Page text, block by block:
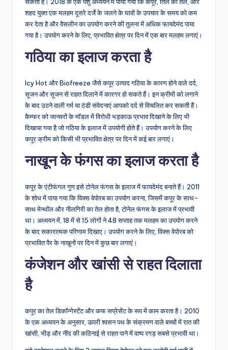
शहद युक्त एक मलहम दूसरे दर्जे के जलने के घावों के उपचार के समय को कम
कर देता है और वैसलीन का उपयोग करने की तुलना में अधिक फायदेमंद पाया
गया है। उपयोग करने के लिए, प्रभावित क्षेत्र पर दिन में एक बार मलहम लगाएं।
गठिया का इलाज करता है
Icy Hot और Biofreeze जैसे कपूर उत्पाद गठिया के कारण होने वाले दर्द,
सूजन और सूजन से राहत दिलाने में कारगर हो सकते हैं। इन क्रीमों को लगाने
के बाद उठने वाली गर्म या ठंडी संवेदनाएं आपको दर्द से विचलित कर सकती हैं।
कैम्फर को जानवरों के मॉडल में विरोधी भड़काऊ प्रभाव दिखाने के लिए भी
दिखाया गया है जो गठिया के इलाज में उपयोगी होते हैं। उपयोग करने के लिए
कपूर क्रीम को किसी भी प्रभावित क्षेत्र पर दिन में कई बार लगाएं।
नाखून के फंगस का इलाज करता है
कपूर के एंटीफंगल गुण इसे टोनेल फंगस के इलाज में फायदेमंद बनाते हैं। 2011
के शोध में पाया गया कि विक्स वेपोरब का उपयोग करना, जिसमें कपूर के साथ-
साथ मेन्थॉल और नीलगिरी का तेल होता है, टोनेल फंगस के इलाज में प्रभावी
था। अध्ययन में, 18 में से 15 लोगों ने 48 सप्ताह तक मलहम का उपयोग करने
के बाद सकारात्मक परिणाम दिखाए। उपयोग करने के लिए, विक्स वेपोरब को
प्रभावित पैर के नाखूनों पर दिन में कुछ बार लगाएं।
कंजेशन और खांसी से राहत दिलाता
है
कपूर का तेल डिकॉन्गेस्टेंट और कफ सप्रेसेंट के रूप में काम करता है। 2010
के एक अध्ययन के अनुसार, ऊपरी श्वसन पथ के संक्रमण वाले बच्चों में रात की
खांसी, भीड़ और नींद की कठिनाई से राहत पाने में वाष्प रगड़ सबसे प्रभावी था।